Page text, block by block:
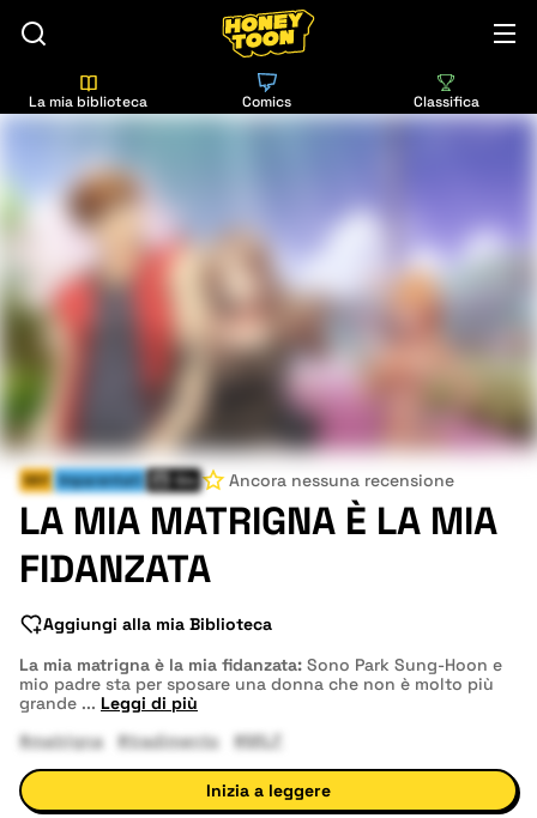
La mia biblioteca Comics Classifica
Milf Imparentati Gio Ancora nessuna recensione
LA MIA MATRIGNA È LA MIA
FIDANZATA
Aggiungi alla mia Biblioteca
La mia matrigna è la mia fidanzata: Sono Park Sung-Hoon e
mio padre sta per sposare una donna che non è molto più
grande ... Leggi di più
#matrigna
#tradimento #MILF
Inizia a leggere